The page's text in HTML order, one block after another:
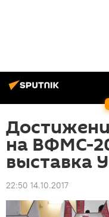
на ВФМС-
выставка
22:50 14.10.2017